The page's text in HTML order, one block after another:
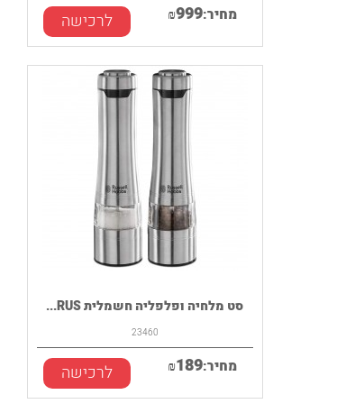
מחיר: ₪999 לרכישה
סט מלחיה ופלפליה חשמלית RUS...
23460
מחיר: ₪189 לרכישה